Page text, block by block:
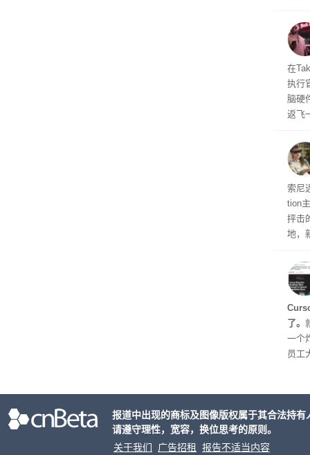
流
在
执行
脑硬
返飞
意
非好
义
索尼
tion
抨击
地，
了。
一个
员工
个品
报道中出现的商标及图像版权属于其合法持
请遵守理性，宽容，换位思考的原则。
关于我们
广告招租
报告不适当内容